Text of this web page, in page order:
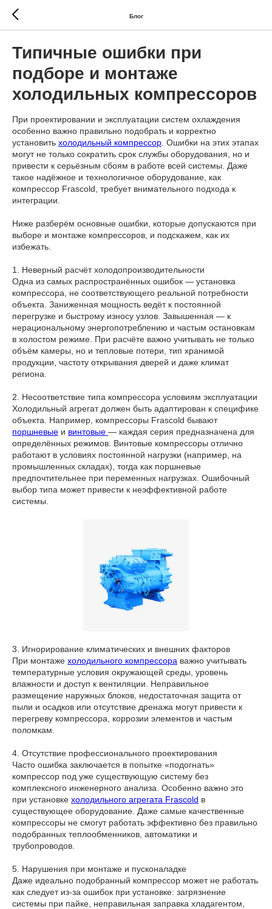
Блог
Типичные ошибки при
подборе и монтаже
холодильных компрессоров
При проектировании и эксплуатации систем охлаждения
особенно важно правильно подобрать и корректно
установить холодильный компрессор . Ошибки на этих этапах
могут не только сократить срок службы оборудования, но и
привести к серьёзным сбоям в работе всей системы. Даже
такое надёжное и технологичное оборудование, как
компрессор Frascold, требует внимательного подхода к
интеграции.
Ниже разберём основные ошибки, которые допускаются при
выборе и монтаже компрессоров, и подскажем, как их
избежать.
1. Неверный расчёт холодопроизводительности
Одна из самых распространённых ошибок — установка
компрессора, не соответствующего реальной потребности
объекта. Заниженная мощность ведёт к постоянной
перегрузке и быстрому износу узлов. Завышенная — к
нерациональному энергопотреблению и частым остановкам
в холостом режиме. При расчёте важно учитывать не только
объём камеры, но и тепловые потери, тип хранимой
продукции, частоту открывания дверей и даже климат
региона.
2. Несоответствие типа компрессора условиям эксплуатации
Холодильный агрегат должен быть адаптирован к специфике
объекта. Например, компрессоры Frascold бывают
поршневые и винтовые — каждая серия предназначена для
определённых режимов. Винтовые компрессоры отлично
работают в условиях постоянной нагрузки (например, на
промышленных складах), тогда как поршневые
предпочтительнее при переменных нагрузках. Ошибочный
выбор типа может привести к неэффективной работе
системы.
3. Игнорирование климатических и внешних факторов
При монтаже холодильного компрессора важно учитывать
температурные условия окружающей среды, уровень
влажности и доступ к вентиляции. Неправильное
размещение наружных блоков, недостаточная защита от
пыли и осадков или отсутствие дренажа могут привести к
перегреву компрессора, коррозии элементов и частым
поломкам.
4. Отсутствие профессионального проектирования
Часто ошибка заключается в попытке «подогнать»
компрессор под уже существующую систему без
комплексного инженерного анализа. Особенно важно это
при установке холодильного агрегата Frascold в
существующее оборудование. Даже самые качественные
компрессоры не смогут работать эффективно без правильно
подобранных теплообменников, автоматики и
трубопроводов.
5. Нарушения при монтаже и пусконаладке
Даже идеально подобранный компрессор может не работать
как следует из-за ошибок при установке: загрязнение
системы при пайке, неправильная заправка хладагентом,